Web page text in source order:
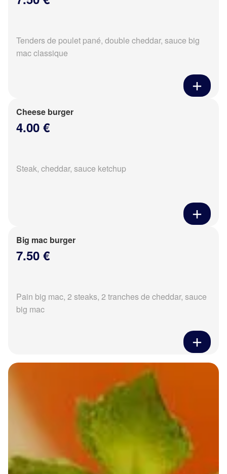
Tenders de poulet pané, double cheddar, sauce big
mac classique
Cheese burger
4.00 €
Steak, cheddar, sauce ketchup
Big mac burger
7.50 €
Pain big mac, 2 steaks, 2 tranches de cheddar, sauce
big mac